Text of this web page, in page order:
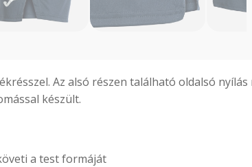
Az alsó részen található oldalsó
készült.
a test formáját